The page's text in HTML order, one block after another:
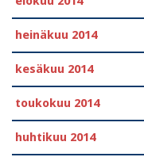
heinäkuu 2014
kesäkuu 2014
toukokuu 2014
huhtikuu 2014